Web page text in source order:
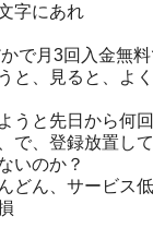
字にあれ
で月3回入金無
と、見ると、よ
うと先日から何
で、登録放置して
いのか？
どん、サービス